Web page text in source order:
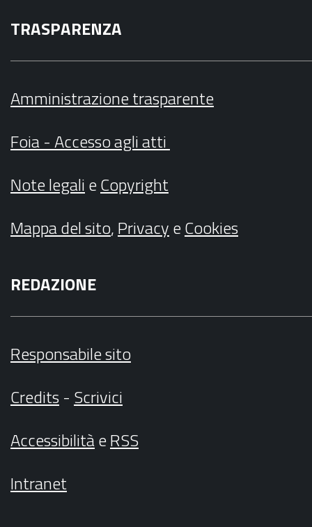
TRASPARENZA
Amministrazione trasparente
Foia - Accesso agli atti
Note legalieCopyright
Mappa del sito,PrivacyeCookies
REDAZIONE
Responsabile sito
Credits- Scrivici
AccessibilitàeRSS
Intranet